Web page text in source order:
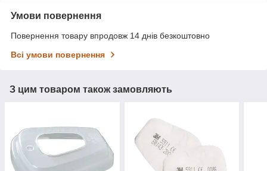
Умови повернення
Повернення товару впродовж 14 днів безкоштовно
Всі умови повернення
З цим товаром також замовляють